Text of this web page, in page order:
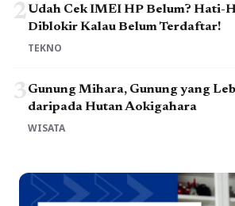
2Udah Cek IMEI HP Belum? Hati-
Diblokir Kalau Belum Terdaftar!
TEKNO
3Gunung Mihara, Gunung yang
daripada Hutan Aokigahara
WISATA